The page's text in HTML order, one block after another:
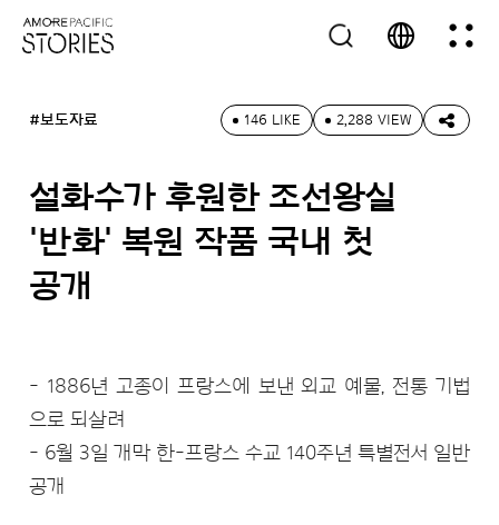
#보도자료 146 LIKE 2,288 VIEW
설화수가 후원한 조선왕실
'반화' 복원 작품 국내 첫
공개
- 1886년 고종이 프랑스에 보낸 외교 예물, 전통 기법
으로 되살려
- 6월 3일 개막 한-프랑스 수교 140주년 특별전서 일반
공개